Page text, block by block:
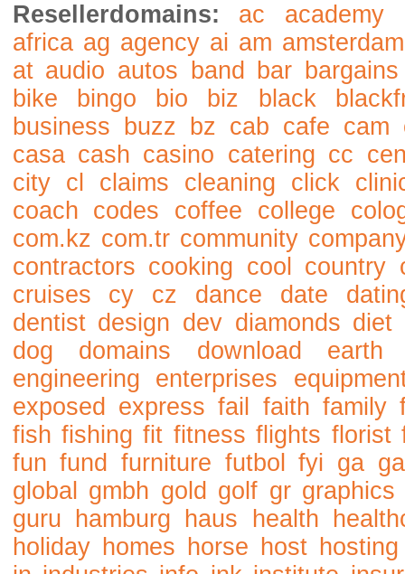
Resellerdomains: ac academy
africa ag agency ai am amsterdam
at audio autos band bar bargains
bike
bingo bio biz black
business
buzz bz cab cafe cam
casa cash casino catering cc
city
cl claims cleaning click
coach codes coffee college
com.kz com.tr community
contractors cooking cool country
cruises
cy cz dance date
dentist design dev diamonds diet
dog
domains download
earth
engineering
enterprises
exposed
express fail faith family
fish fishing fit fitness flights florist
fun fund furniture futbol fyi ga
global
gmbh gold golf gr graphics
guru
hamburg haus health
holiday homes horse host hosting